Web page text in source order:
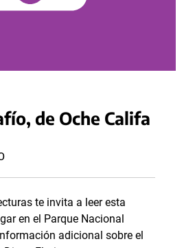
de Oche Califa
te invita a leer esta
en el Parque Nacional
adicional sobre el